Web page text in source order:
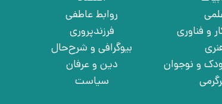
و فناوری
و نوجوان
روابط عاطفی
فرزندپروری
بیوگرافی و شرح‌حال
دین و عرفان
سیاست